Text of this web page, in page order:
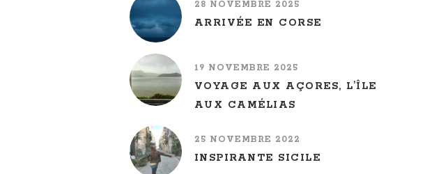
28 NOVEMBRE 2025
ARRIVÉE EN CORSE
19 NOVEMBRE 2025
VOYAGE AUX AÇORES, L’ÎLE
AUX CAMÉLIAS
25 NOVEMBRE 2022
INSPIRANTE SICILE